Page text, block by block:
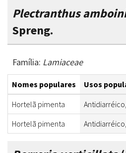
Plectranthus
Spreng.
Família: Lamiaceae
Nomes populares
Usos
Hortelã pimenta
Hortelã pimenta